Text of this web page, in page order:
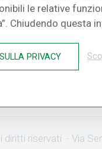
riservati - Via
le relative
Chiudendo questa
PRIVACY